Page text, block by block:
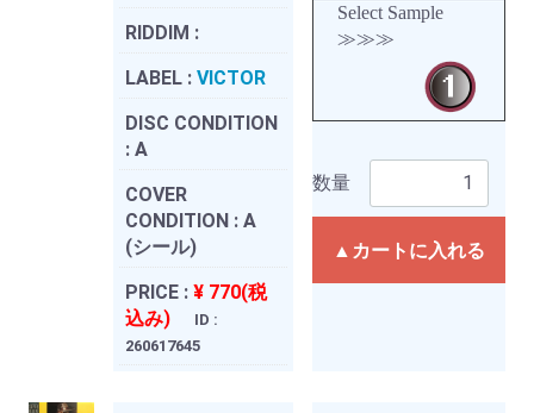
RIDDIM :
LABEL : VICTOR
DISC CONDITION
: A
COVER
CONDITION : A
(シール)
PRICE : ¥ 770(税
込み)
ID :
260617645
Select Sample
≫≫≫
数量
▲カートに入れる